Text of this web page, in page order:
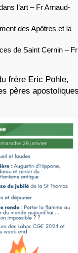
l’art – Fr Arnaud-
des Apôtres et la
de Saint Cernin – Fr
frère Eric Pohle,
pères